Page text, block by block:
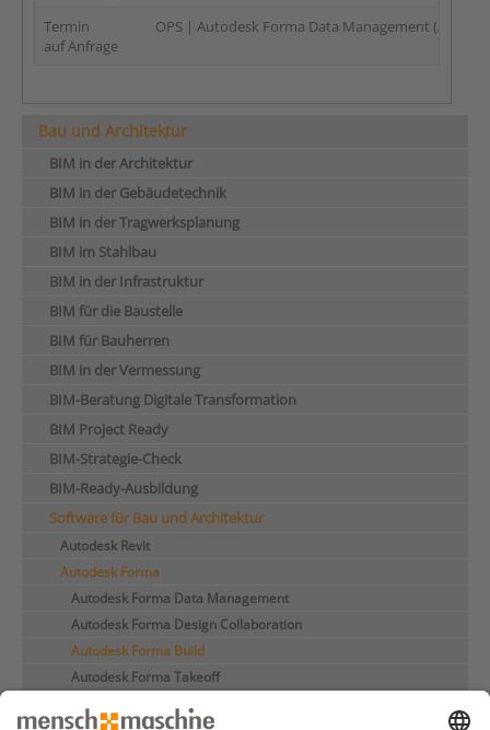
Termin
auf Anfrage
OPS | Autodesk Forma Data Management (ACC
Bau und Architektur
BIM in der Architektur
BIM in der Gebäudetechnik
BIM in der Tragwerksplanung
BIM im Stahlbau
BIM in der Infrastruktur
BIM für die Baustelle
BIM für Bauherren
BIM in der Vermessung
BIM-Beratung Digitale Transformation
BIM Project Ready
BIM-Strategie-Check
BIM-Ready-Ausbildung
Software für Bau und Architektur
Autodesk Revit
Autodesk Forma
Autodesk Forma Data Management
Autodesk Forma Design Collaboration
Autodesk Forma Build
Autodesk Forma Takeoff